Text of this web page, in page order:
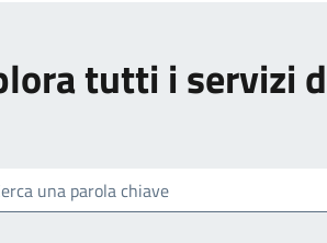
tutti i servizi